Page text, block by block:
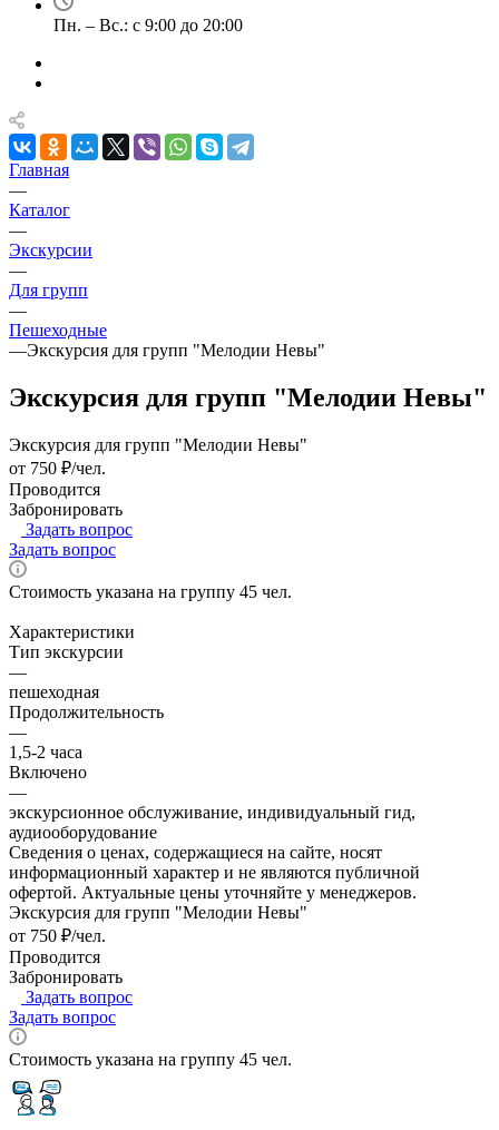
Пн. – Вс.: с 9:00 до 20:00
Главная
—
Каталог
—
Экскурсии
—
Для групп
—
Пешеходные
—Экскурсия для групп "Мелодии Невы"
Экскурсия для групп "Мелодии Невы"
Экскурсия для групп "Мелодии Невы"
от 750 ₽/чел.
Проводится
Забронировать
Задать вопрос
Задать вопрос
Стоимость указана на группу 45 чел.
Характеристики
Тип экскурсии
—
пешеходная
Продолжительность
—
1,5-2 часа
Включено
—
экскурсионное обслуживание, индивидуальный гид,
аудиооборудование
Сведения о ценах, содержащиеся на сайте, носят
информационный характер и не являются публичной
офертой. Актуальные цены уточняйте у менеджеров.
Экскурсия для групп "Мелодии Невы"
от 750 ₽/чел.
Проводится
Забронировать
Задать вопрос
Задать вопрос
Стоимость указана на группу 45 чел.